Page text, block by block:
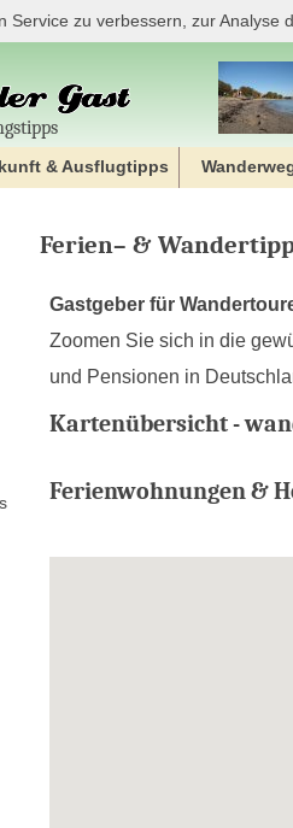
Service zu verbessern, zur
& Ausflugtipps
Ferien– &
Gastgeber für
Zoomen Sie sich in die
und Pensionen in
Kartenübersicht -
Ferienwohnungen &